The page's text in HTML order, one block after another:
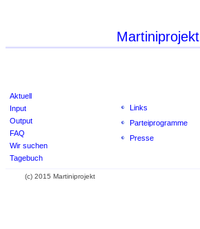
Martiniprojekt
Aktuell
Input
Output
FAQ
Wir suchen
Tagebuch
Links
Parteiprogramme
Presse
(c) 2015 Martiniprojekt